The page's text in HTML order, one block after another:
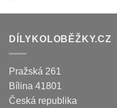
DÍLYKOLOBĚŽKY.CZ
Pražská 261
Bílina 41801
Česká republika